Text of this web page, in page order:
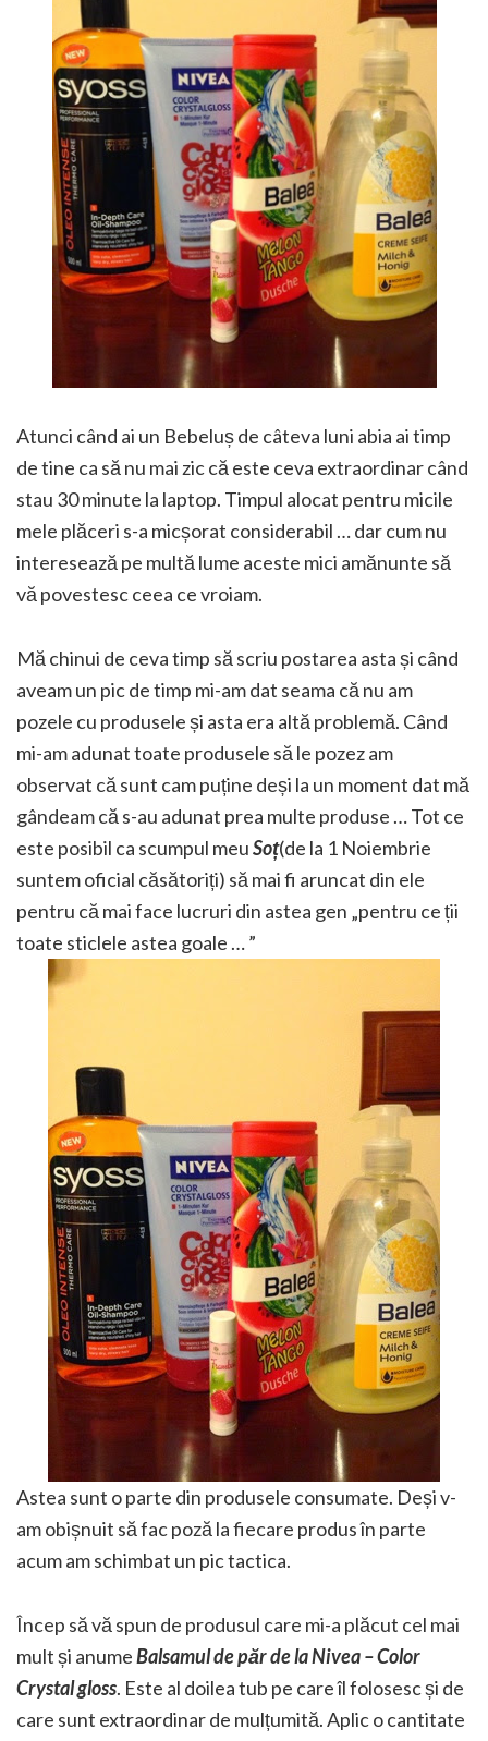
Atunci când ai un Bebeluș de câteva luni abia ai timp
de tine ca să nu mai zic că este ceva extraordinar când
stau 30 minute la laptop. Timpul alocat pentru micile
mele plăceri s-a micșorat considerabil … dar cum nu
interesează pe multă lume aceste mici amănunte să
vă povestesc ceea ce vroiam.
Mă chinui de ceva timp să scriu postarea asta și când
aveam un pic de timp mi-am dat seama că nu am
pozele cu produsele și asta era altă problemă. Când
mi-am adunat toate produsele să le pozez am
observat că sunt cam puține deși la un moment dat mă
gândeam că s-au adunat prea multe produse … Tot ce
este posibil ca scumpul meuSoț(de la 1 Noiembrie
suntem oficial căsătoriți) să mai fi aruncat din ele
pentru că mai face lucruri din astea gen „pentru ce ții
toate sticlele astea goale … ”
Astea sunt o parte din produsele consumate. Deși v-
am obișnuit să fac poză la fiecare produs în parte
acum am schimbat un pic tactica.
Încep să vă spun de produsul care mi-a plăcut cel mai
mult și anumeBalsamul de păr de la Nivea – Color
Crystal gloss. Este al doilea tub pe care îl folosesc și de
care sunt extraordinar de mulțumită. Aplic o cantitate